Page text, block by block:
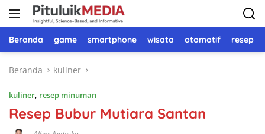
Langsung
Beranda game smartphone wisata otomotif resep
Beranda kuliner
kuliner, resep minuman
Resep Bubur Mutiara Santan